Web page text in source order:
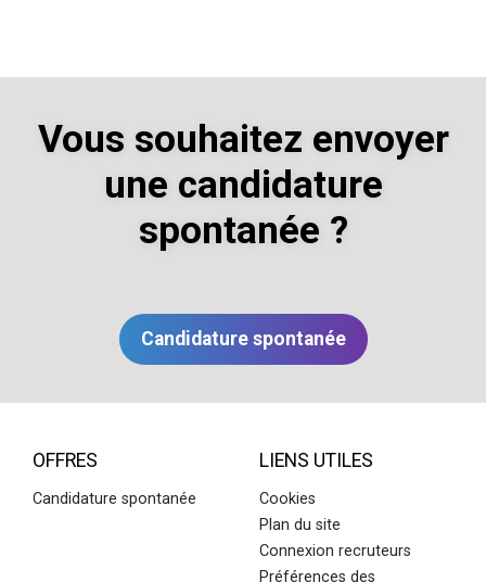
Vous souhaitez envoyer
une candidature
spontanée ?
Candidature spontanée
OFFRES
Candidature spontanée
LIENS UTILES
Cookies
Plan du site
Connexion recruteurs
Préférences des